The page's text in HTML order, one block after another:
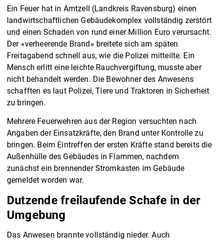
Ein Feuer hat in Amtzell (Landkreis Ravensburg) einen
landwirtschaftlichen Gebäudekomplex vollständig zerstört
und einen Schaden von rund einer Million Euro verursacht.
Der «verheerende Brand» breitete sich am späten
Freitagabend schnell aus, wie die Polizei mitteilte. Ein
Mensch erlitt eine leichte Rauchvergiftung, musste aber
nicht behandelt werden. Die Bewohner des Anwesens
schafften es laut Polizei, Tiere und Traktoren in Sicherheit
zu bringen.
Mehrere Feuerwehren aus der Region versuchten nach
Angaben der Einsatzkräfte, den Brand unter Kontrolle zu
bringen. Beim Eintreffen der ersten Kräfte stand bereits die
Außenhülle des Gebäudes in Flammen, nachdem
zunächst ein brennender Stromkasten im Gebäude
gemeldet worden war.
Dutzende freilaufende Schafe in der
Umgebung
Das Anwesen brannte vollständig nieder. Auch